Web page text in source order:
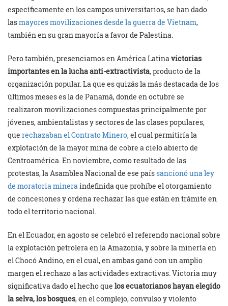
específicamente en los campos universitarios, se han dado
lasmayores movilizaciones desde la guerra de Vietnam,
también en su gran mayoría a favor de Palestina.
Pero también, presenciamos en América Latinavictorias
importantes en la lucha anti-extractivista, producto de la
organización popular. La que es quizás la más destacada de los
últimos meses es la de Panamá, donde en octubre se
realizaron movilizaciones compuestas principalmente por
jóvenes, ambientalistas y sectores de las clases populares,
que rechazaban el Contrato Minero, el cual permitiría la
explotación de la mayor mina de cobre a cielo abierto de
Centroamérica. En noviembre, como resultado de las
protestas, la Asamblea Nacional de ese paíssancionó una ley
de moratoria mineraindefinida que prohíbe el otorgamiento
de concesiones y ordena rechazar las que están en trámite en
todo el territorio nacional.
En el Ecuador, en agosto se celebró el referendo nacional sobre
la explotación petrolera en la Amazonia, y sobre la minería en
el Chocó Andino, en el cual, en ambas ganó con un amplio
margen el rechazo a las actividades extractivas. Victoria muy
significativa dado el hecho que los ecuatorianos hayan elegido
la selva, los bosques, en el complejo, convulso y violento